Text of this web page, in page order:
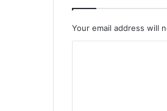
Your email address will